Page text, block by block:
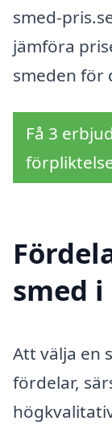
smed-
jämföra
smeden för
Få 3
smed
Att välja en
fördelar,